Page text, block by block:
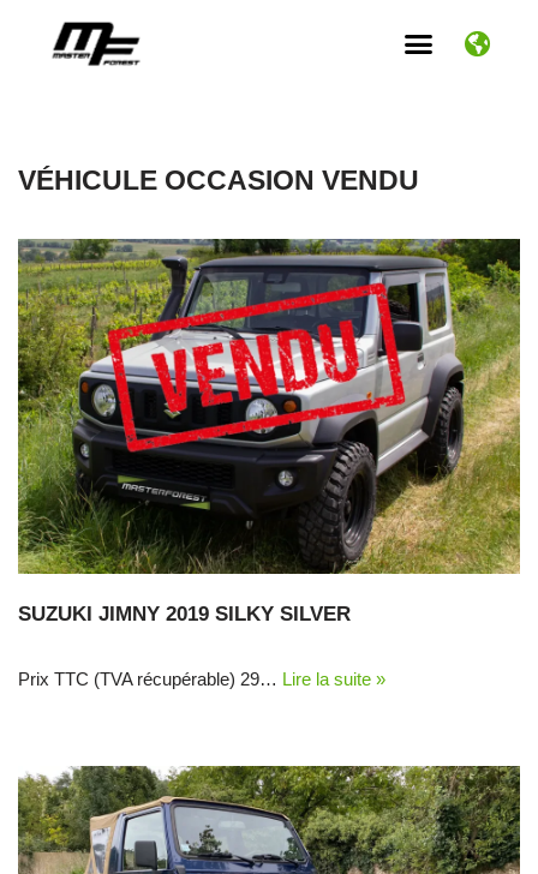
Aller
VÉHICULE OCCASION VENDU
SUZUKI JIMNY 2019 SILKY SILVER
Prix TTC (TVA récupérable) 29… Lire la suite »